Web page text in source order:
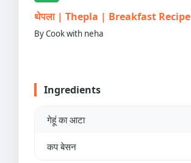
थेपला | Thepla | Breakfast Recipe
By Cook with neha
Ingredients
गेहूं का आटा
कप बेसन